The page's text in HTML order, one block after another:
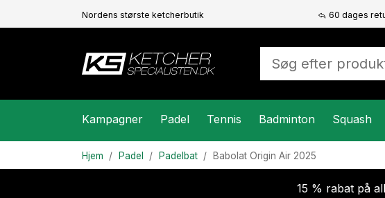
Nordens største ketcherbutik 60 dages
Kampagner Padel Tennis Badminton Squash
Hjem Padel Padelbat Babolat Origin Air 2025
15 % rabat på